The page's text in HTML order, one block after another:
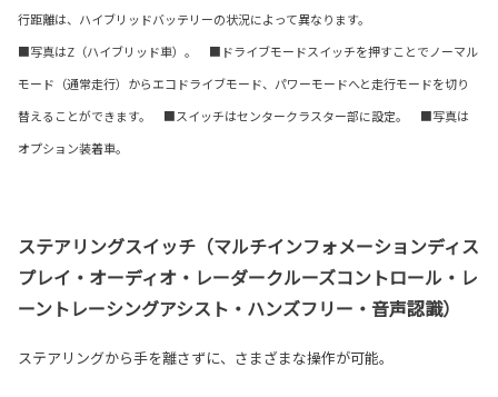
行距離は、ハイブリッドバッテリーの状況によって異なります。
■写真はZ（ハイブリッド車）。 ■ドライブモードスイッチを押すことでノーマル
モード（通常走行）からエコドライブモード、パワーモードへと走行モードを切り
替えることができます。 ■スイッチはセンタークラスター部に設定。 ■写真は
オプション装着車。
ステアリングスイッチ（マルチインフォメーションディス
プレイ・オーディオ・レーダークルーズコントロール・レ
ーントレーシングアシスト・ハンズフリー・音声認識）
ステアリングから手を離さずに、さまざまな操作が可能。